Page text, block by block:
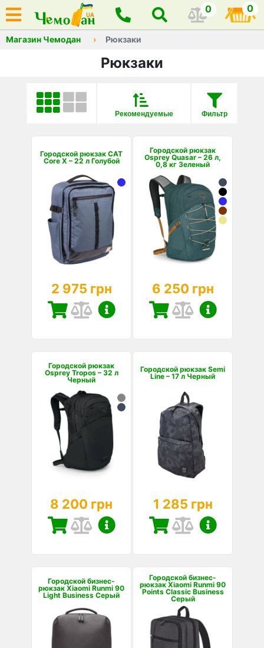
0 0
Магазин Чемодан Рюкзаки
Рюкзаки
Фильтр
Рекомендуемые
Городской рюкзак CAT
Core X – 22 л Голубой
2 975 грн
Городской рюкзак
Osprey Quasar – 26 л,
0,8 кг Зеленый
6 250 грн
Городской рюкзак
Osprey Tropos – 32 л
Черный
8 200 грн
Городской рюкзак Semi
Line – 17 л Черный
1 285 грн
Городской бизнес-
рюкзак Xiaomi Runmi 90
Light Business Серый
Городской бизнес-
рюкзак Xiaomi Runmi 90
Points Classic Business
Серый